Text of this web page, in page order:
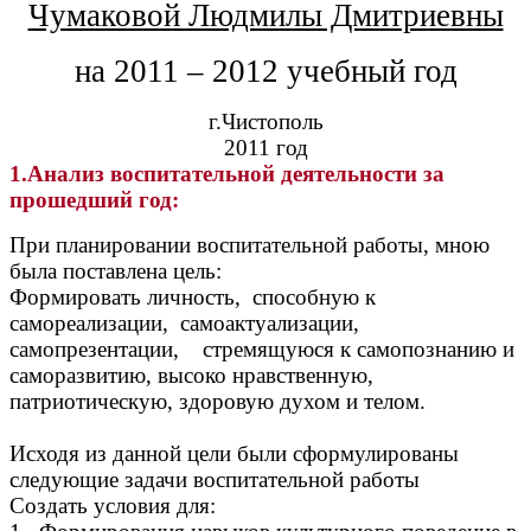
Чумаковой Людмилы Дмитриевны
на 2011 – 2012 учебный год
г.Чистополь
2011 год
1.Анализ воспитательной деятельности за
прошедший год:
При планировании воспитательной работы, мною
была поставлена цель:
Формировать личность, способную к
самореализации, самоактуализации,
самопрезентации, стремящуюся к самопознанию и
саморазвитию, высоко нравственную,
патриотическую, здоровую духом и телом.
Исходя из данной цели были сформулированы
следующие задачи воспитательной работы
Создать условия для: